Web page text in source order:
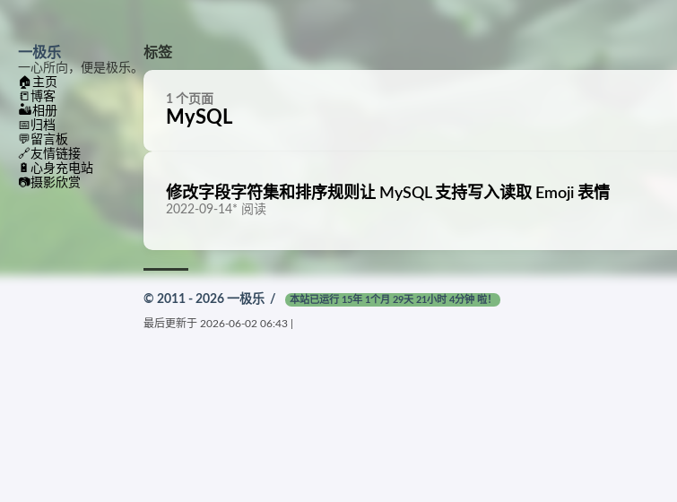
一极乐
一心所向，便是极乐。
🏠 主页
📒 博客
🏜️相册
📅 归档
💬留言板
🔗友情链接
🔋 心身充电站
📷摄影欣赏
标签
1 个页面
MySQL
修改字段字符集和排序规则让 MySQL 支持写入读取 Emoji 表情
2022-09-14* 阅读
© 2011 - 2026 一极乐 / 本站已运行 15年 1个月 29天 21小时 4分钟 啦！
最后更新于 2026-06-02 06:43